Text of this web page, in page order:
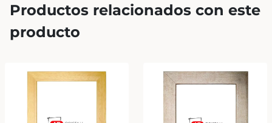
Productos relacionados con este
producto